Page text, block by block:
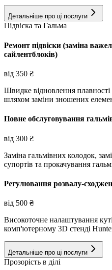
Детальніше про ці послуги
Підвіска та Гальма
Ремонт підвіски (заміна
сайлентблоків)
від 350 ₴
Швидке відновлення плавності
шляхом заміни зношених
Повне обслуговування
від 300 ₴
Заміна гальмівних колодок,
супортів та прокачування
Регулювання розвалу-
від 500 ₴
Високоточне налаштування
комп'ютерному 3D стенді
Детальніше про ці послуги
Прозорість в ділі